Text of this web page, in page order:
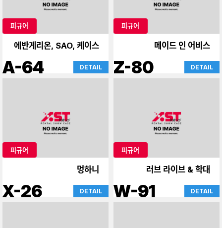
피규어
에반게리온, SAO, 케이스
A-64 DETAIL
피규어
메이드 인 어비스
Z-80 DETAIL
피규어
멍하니
X-26 DETAIL
피규어
러브 라이브 & 학대
W-91 DETAIL